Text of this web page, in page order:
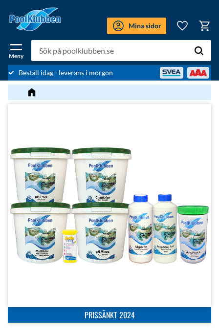
Meny
Mina sidor
Favoriter
Beställ idag - leverans i morgon
PRISSÄNKT 2024